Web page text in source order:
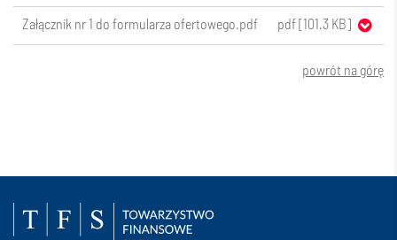
Załącznik nr 1 do formularza ofertowego.pdf pdf [101.3 KB]
powrót na górę